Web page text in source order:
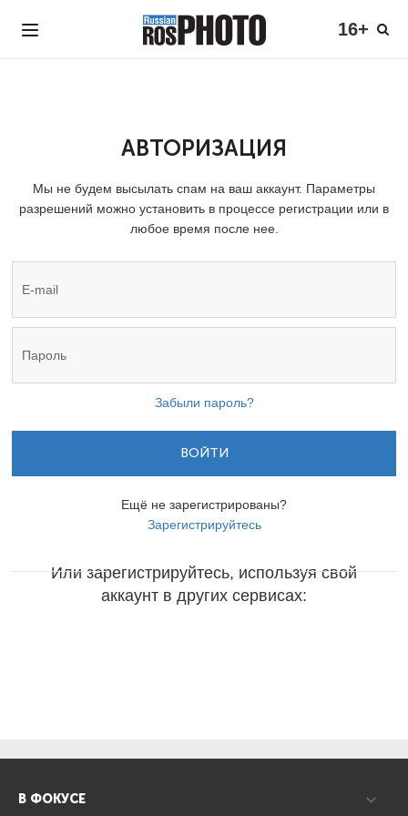
16+
АВТОРИЗАЦИЯ
Мы не будем высылать спам на ваш аккаунт. Параметры
разрешений можно установить в процессе регистрации или в
любое время после нее.
Забыли пароль?
ВОЙТИ
Ещё не зарегистрированы?
Зарегистрируйтесь
Или зарегистрируйтесь, используя свой
аккаунт в других сервисах:
В ФОКУСЕ